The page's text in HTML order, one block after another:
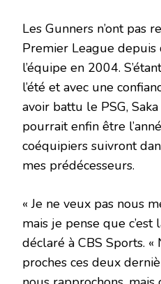
Les Gunners n’ont pas
Premier League depuis
l’équipe en 2004.
l’été et avec une
avoir battu le PSG,
pourrait enfin être
coéquipiers suivront
mes prédécesseurs.
« Je ne veux pas nous
mais je pense que
déclaré à CBS Sports. «
proches ces deux